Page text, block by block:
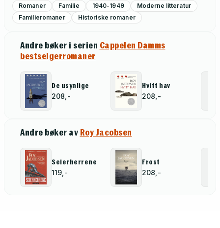
Romaner
Familie 1940-1949
Moderne litteratur
Familieromaner
Historiske romaner
Andre bøker i serien Cappelen Damms
bestselgerromaner
De usynlige
208,-
Hvitt hav
208,-
Andre bøker av Roy Jacobsen
Seierherrene
119,-
Frost
208,-